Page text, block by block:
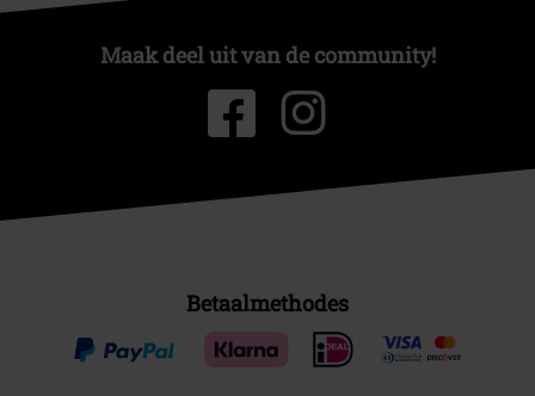
Maak deel uit van de community!
Betaalmethodes